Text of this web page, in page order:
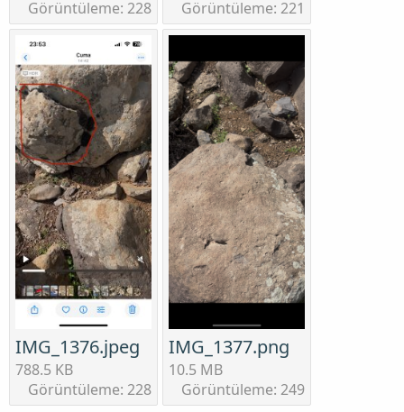
kendisini bu fiili işlemeye gerekli cihazları
temin etmek suretiyle sevk eden kişilerin
kimliklerini açıklaması ve yakalanmasını
sağlaması hâlinde, mahkeme verilecek cezada
indirim yapabileceği gibi, ceza verilmesine yer
olmadığına da karar verebilir."
Görüntüleme: 228
Görüntüleme: 221
IMG_1376.jpeg
788.5 KB
Görüntüleme: 228
IMG_1377.png
10.5 MB
Görüntüleme: 249